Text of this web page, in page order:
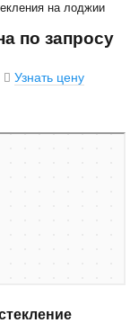
на лоджии
по запросу
Узнать цену